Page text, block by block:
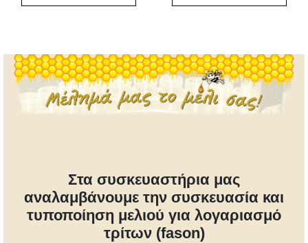
Στα συσκευαστήρια μας
αναλαμβάνουμε την συσκευασία και
τυποποίηση μελιού για λογαριασμό
τρίτων (fason)